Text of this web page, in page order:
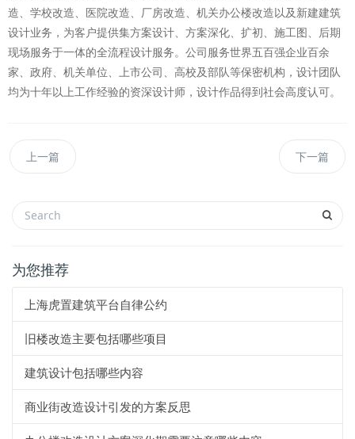
造、学校改造、医院改造、厂房改造、机关办公楼改造以及新建建筑
设计业务，为客户提供集方案设计、方案深化、扩初、施工图、后期
现场服务于一体的全流程设计服务。公司服务世界五百强企业百余
家、政府、机关单位、上市公司、高校及部队等保密机构，设计团队
均为十年以上工作经验的资深设计师，设计作品得到社会高度认可。
上一篇 下一篇
为您推荐
上海虎置建筑平台自律公约
旧楼改造主要包括哪些项目
建筑设计包括哪些内容
商业街改造设计引发的方案反思